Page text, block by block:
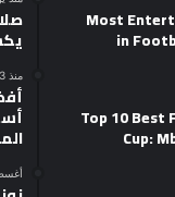
2026 Most
in
Top 10 Best
Cup:
منذ 3 أيام
أغسطس